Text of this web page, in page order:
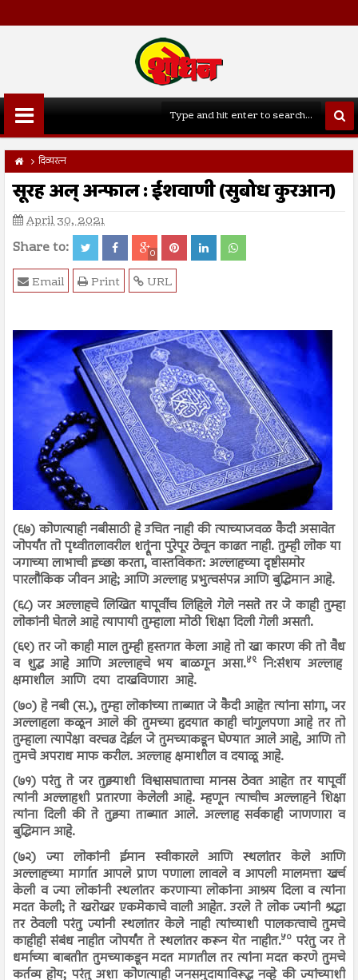
दिव्यरत्न
सूरह अल् अन्फाल : ईशवाणी (सुबोध कुरआन)
April 30, 2021
Share to: 0
URL
Print
Email
(६७) कोणत्याही नबीसाठी हे उचित नाही की त्याच्याजवळ कैदी असावेत
जोपर्यंत तो पृथ्वीतलावरील शत्रूंना पुरेपूर ठेचून काढत नाही. तुम्ही लोक या
जगाच्या लाभाची इच्छा करता, वास्तविकत: अल्लाहच्या दृष्टीसमोर
पारलौकिक जीवन आहे; आणि अल्लाह प्रभुत्वसंपन्न आणि बुद्धिमान आहे.
(६८) जर अल्लाहचे लिखित यापूर्वीच लिहिले गेले नसते तर जे काही तुम्हा
लोकांनी घेतले आहे त्यापायी तुम्हाला मोठी शिक्षा दिली गेली असती.
(६९) तर जो काही माल तुम्ही हस्तगत केला आहे तो खा कारण की तो वैध
व शुद्ध आहे आणि अल्लाहचे भय बाळगून असा.४९नि:संशय अल्लाह
क्षमाशील आणि दया दाखविणारा आहे.
(७०) हे नबी (स.), तुम्हा लोकांच्या ताब्यात जे कैदी आहेत त्यांना सांगा, जर
अल्लाहला कळून आले की तुमच्या हृदयात काही चांगुलपणा आहे तर तो
तुम्हाला त्यापेक्षा वरचढ देईल जे तुमच्याकडून घेण्यात आले आहे, आणि तो
तुमचे अपराध माफ करील. अल्लाह क्षमाशील व दयाळू आहे.
(७१) परंतु ते जर तुझ्याशी विश्वासघाताचा मानस ठेवत आहेत तर यापूर्वी
त्यांनी अल्लाहशी प्रतारणा केलेली आहे. म्हणून त्याचीच अल्लाहने शिक्षा
त्यांना दिली की ते तुझ्या ताब्यात आले. अल्लाह सर्वकाही जाणणारा व
बुद्धिमान आहे.
(७२) ज्या लोकांनी ईमान स्वीकारले आणि स्थलांतर केले आणि
अल्लाहच्या मार्गात आपले प्राण पणाला लावले व आपली मालमत्ता खर्च
केली व ज्या लोकांनी स्थलांतर करणाऱ्या लोकांना आश्रय दिला व त्यांना
मदत केली; ते खरोखर एकमेकाचे वाली आहेत. उरले ते लोक ज्यांनी श्रद्धा
तर ठेवली परंतु ज्यांनी स्थलांतर केले नाही त्यांच्याशी पालकत्वाचे तुमचे
काहीही संबंध नाहीत जोपर्यंत ते स्थलांतर करून येत नाहीत.५०परंतु जर ते
धर्माच्या बाबतीत तुमच्याकडून मदत मागतील तर त्यांना मदत करणे तुमचे
कर्तव्य होय; परंतु अशा कोणत्याही जनसमुदायाविरूद्ध नव्हे की ज्यांच्याशी